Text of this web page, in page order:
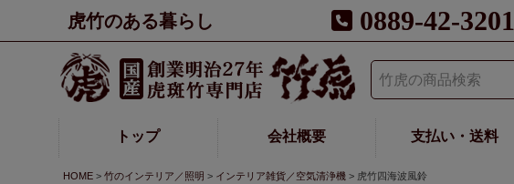
虎竹のある暮らし 0889-42-3201
トップ 会社概要 支払い・送料
HOME 竹のインテリア／照明 インテリア雑貨／空気清浄機 虎竹四海波風鈴